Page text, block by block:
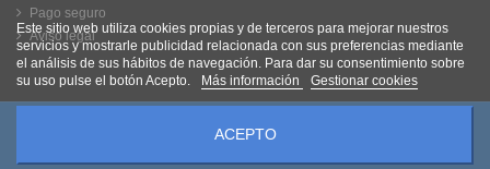
Pago seguro
Aviso legal
Este sitio web utiliza cookies propias y de terceros para mejorar nuestros
servicios y mostrarle publicidad relacionada con sus preferencias mediante
el análisis de sus hábitos de navegación. Para dar su consentimiento sobre
su uso pulse el botón Acepto.
Más información Gestionar cookies
ACEPTO